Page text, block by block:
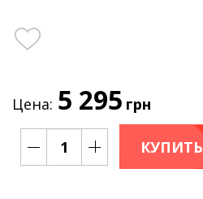
Цена: 5 295 грн
КУПИТЬ